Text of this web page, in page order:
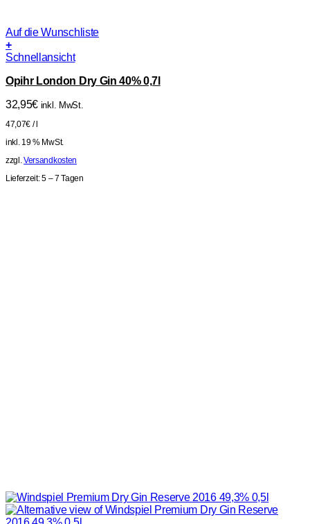
Auf die Wunschliste
+
Schnellansicht
Opihr London Dry Gin 40% 0,7l
32,95€ inkl. MwSt.
47,07€ /
inkl. 19 % MwSt.
zzgl.Versandkosten
Lieferzeit:5 – 7 Tagen